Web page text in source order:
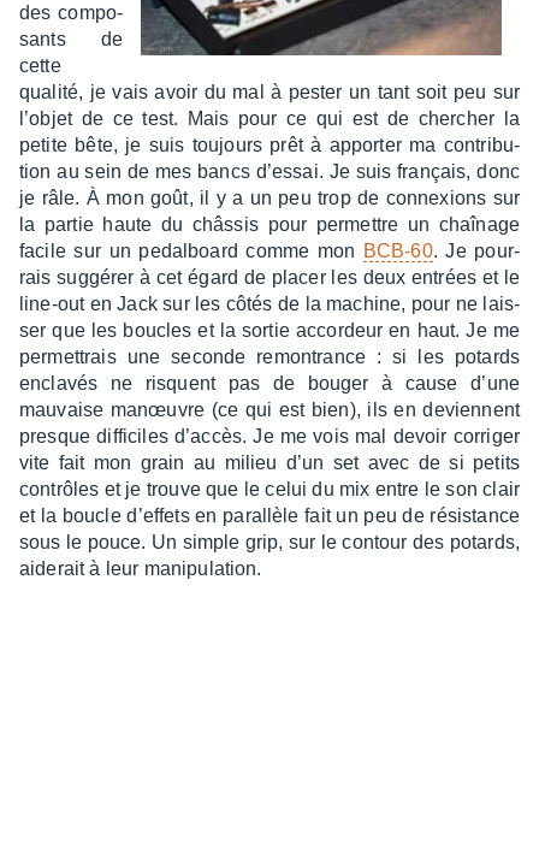
des compo­
sants de
cette
qualité, je vais avoir du mal à pester un tant soit peu sur
l’objet de ce test. Mais pour ce qui est de cher­cher la
petite bête, je suis toujours prêt à appor­ter ma contri­bu­
tion au sein de mes bancs d’es­sai. Je suis français, donc
je râle. À mon goût, il y a un peu trop de connexions sur
la partie haute du châs­sis pour permettre un chaî­nage
facile sur un pedal­board comme mon BCB-60. Je pour­
rais suggé­rer à cet égard de placer les deux entrées et le
line-out en Jack sur les côtés de la machine, pour ne lais­
ser que les boucles et la sortie accor­deur en haut. Je me
permet­trais une seconde remon­trance : si les potards
encla­vés ne risquent pas de bouger à cause d’une
mauvaise manœuvre (ce qui est bien), ils en deviennent
presque diffi­ciles d’ac­cès. Je me vois mal devoir corri­ger
vite fait mon grain au milieu d’un set avec de si petits
contrôles et je trouve que le celui du mix entre le son clair
et la boucle d’ef­fets en paral­lèle fait un peu de résis­tance
sous le pouce. Un simple grip, sur le contour des potards,
aide­rait à leur mani­pu­la­tion.